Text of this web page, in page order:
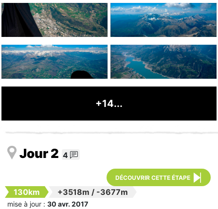
+14...
Jour 2 4
DÉCOUVRIR CETTE ÉTAPE
130km +3518m / -3677m
mise à jour : 30 avr. 2017